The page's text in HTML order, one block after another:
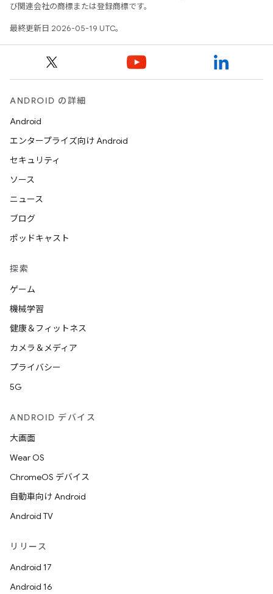
び関連会社の商標または登録商標です。
最終更新日 2026-05-19 UTC。
ANDROID の詳細
Android
エンタープライズ向け Android
セキュリティ
ソース
ニュース
ブログ
ポッドキャスト
探索
ゲーム
機械学習
健康＆フィットネス
カメラ＆メディア
プライバシー
5G
ANDROID デバイス
大画面
Wear OS
ChromeOS デバイス
自動車向け Android
Android TV
リリース
Android 17
Android 16